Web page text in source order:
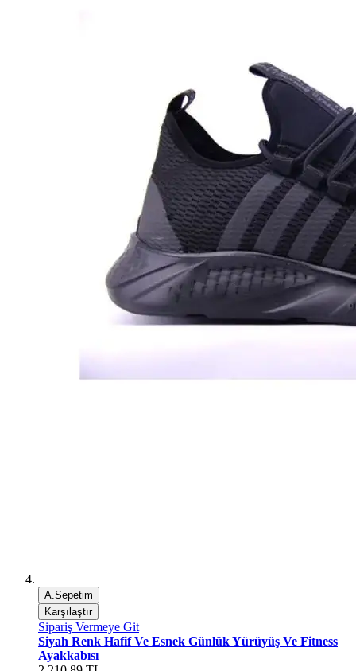
A.Sepetim
Karşılaştır
Sipariş Vermeye Git
Siyah Renk Hafif Ve Esnek Günlük Yürüyüş Ve Fitness
Ayakkabısı